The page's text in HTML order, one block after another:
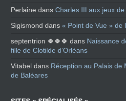
Perlaine dansCharles III aux jeux
Sigismond dans« Point de Vue » de
septentrion 🍀🍀🍀 dans Naissance
fille de Clotilde d’Orléans
Vitabel dans Réception au Palais de
de Baléares